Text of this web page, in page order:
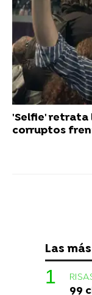
'Selfie' retrata
corruptos
Las
99